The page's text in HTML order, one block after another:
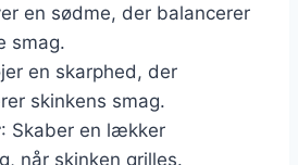
en sødme, der balancerer
smag.
en skarphed, der
skinkens smag.
: Skaber en lækker
når skinken grilles.